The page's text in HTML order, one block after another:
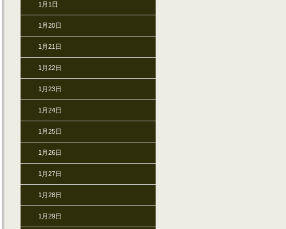
1月1日
1月20日
1月21日
1月22日
1月23日
1月24日
1月25日
1月26日
1月27日
1月28日
1月29日